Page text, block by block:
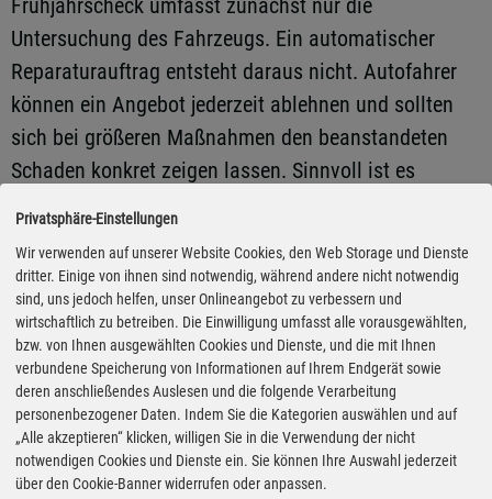
Frühjahrscheck umfasst zunächst nur die
Untersuchung des Fahrzeugs. Ein automatischer
Reparaturauftrag entsteht daraus nicht. Autofahrer
können ein Angebot jederzeit ablehnen und sollten
sich bei größeren Maßnahmen den beanstandeten
Schaden konkret zeigen lassen. Sinnvoll ist es
verlangen.
Gerade bei umfangreicheren Reparaturen empfiehlt
der ADAC, anschließend eine zweite Einschätzung
einzuholen – entweder bei einer anderen Werkstatt
oder bei einer neutralen Prüfstelle. Das kann sich
lohnen: Untersuchungen des Clubs zeigen, dass die
Preise für identische oder vergleichbare Arbeiten je
Privatsphäre-Einstellungen
Wir verwenden auf unserer Website Cookies, den Web Storage und Dienste
dritter. Einige von ihnen sind notwendig, während andere nicht notwendig
sind, uns jedoch helfen, unser Onlineangebot zu verbessern und
wirtschaftlich zu betreiben. Die Einwilligung umfasst alle vorausgewählten,
bzw. von Ihnen ausgewählten Cookies und Dienste, und die mit Ihnen
verbundene Speicherung von Informationen auf Ihrem Endgerät sowie
deren anschließendes Auslesen und die folgende Verarbeitung
personenbezogener Daten. Indem Sie die Kategorien auswählen und auf
„Alle akzeptieren“ klicken, willigen Sie in die Verwendung der nicht
notwendigen Cookies und Dienste ein. Sie können Ihre Auswahl jederzeit
über den Cookie-Banner widerrufen oder anpassen.